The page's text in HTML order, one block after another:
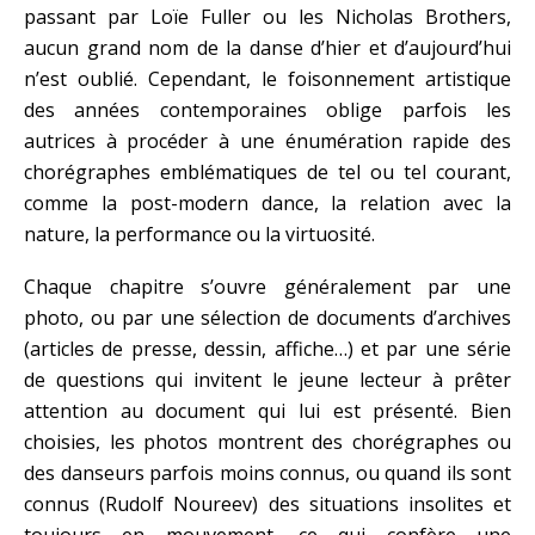
passant par Loïe Fuller ou les Nicholas Brothers,
aucun grand nom de la danse d’hier et d’aujourd’hui
n’est oublié. Cependant, le foisonnement artistique
des années contemporaines oblige parfois les
autrices à procéder à une énumération rapide des
chorégraphes emblématiques de tel ou tel courant,
comme la post-modern dance, la relation avec la
nature, la performance ou la virtuosité.
Chaque chapitre s’ouvre généralement par une
photo, ou par une sélection de documents d’archives
(articles de presse, dessin, affiche…) et par une série
de questions qui invitent le jeune lecteur à prêter
attention au document qui lui est présenté. Bien
choisies, les photos montrent des chorégraphes ou
des danseurs parfois moins connus, ou quand ils sont
connus (Rudolf Noureev) des situations insolites et